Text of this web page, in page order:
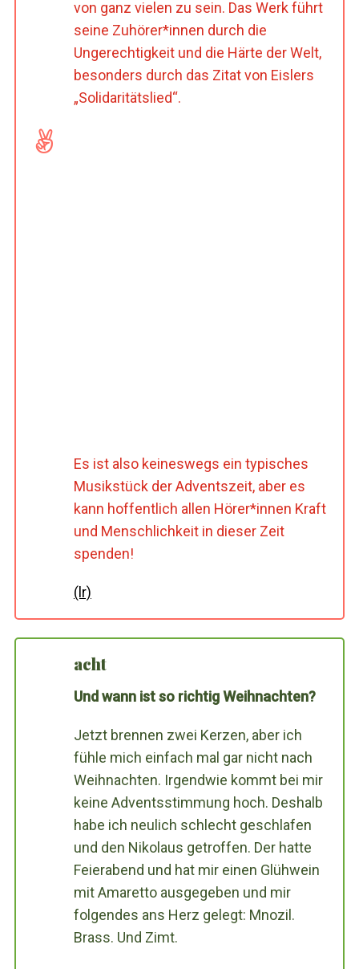
von ganz vielen zu sein. Das Werk führt
seine Zuhörer*innen durch die
Ungerechtigkeit und die Härte der Welt,
besonders durch das Zitat von Eislers
„Solidaritätslied“.
Es ist also keineswegs ein typisches
Musikstück der Adventszeit, aber es
kann hoffentlich allen Hörer*innen Kraft
und Menschlichkeit in dieser Zeit
spenden!
(lr)
acht
Und wann ist so richtig Weihnachten?
Jetzt brennen zwei Kerzen, aber ich
fühle mich einfach mal gar nicht nach
Weihnachten. Irgendwie kommt bei mir
keine Adventsstimmung hoch. Deshalb
habe ich neulich schlecht geschlafen
und den Nikolaus getroffen. Der hatte
Feierabend und hat mir einen Glühwein
mit Amaretto ausgegeben und mir
folgendes ans Herz gelegt: Mnozil.
Brass. Und Zimt.